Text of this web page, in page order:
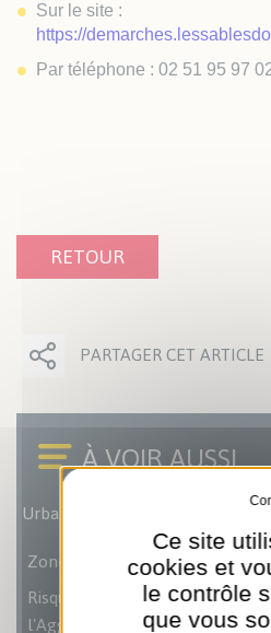
Sur le site :
https://
Par téléphone : 02 51 95 97
RETOUR
PARTAGER CET ARTICLE
Urbanisme
Zone de Protection du
Risque d'inondation et de
l'Agglomération
Ce site
cookies et
le contrôle
que vous
Tout refuser